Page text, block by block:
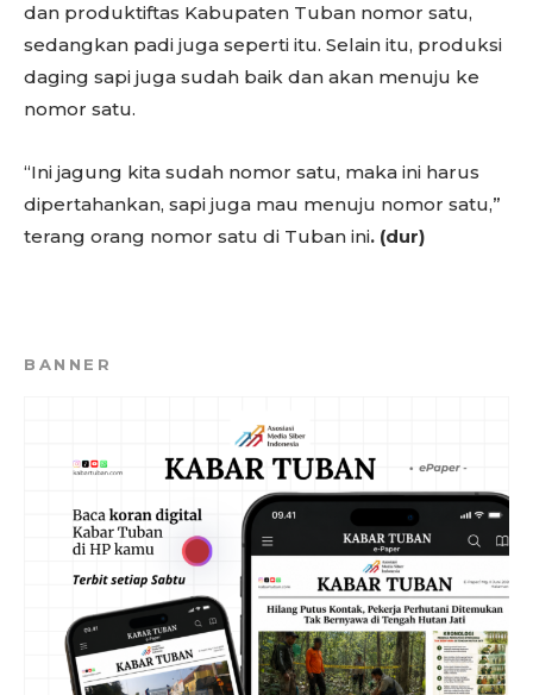
dan produktiftas Kabupaten Tuban nomor satu,
sedangkan padi juga seperti itu. Selain itu, produksi
daging sapi juga sudah baik dan akan menuju ke
nomor satu.
“Ini jagung kita sudah nomor satu, maka ini harus
dipertahankan, sapi juga mau menuju nomor satu,”
terang orang nomor satu di Tuban ini. (dur)
BANNER